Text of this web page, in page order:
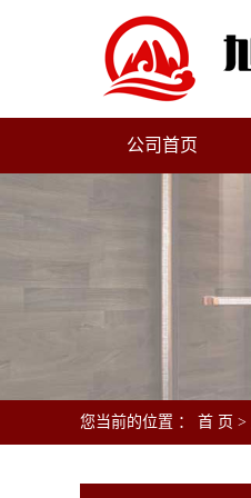
公司首页
您当前的位置 ： 首 页 >